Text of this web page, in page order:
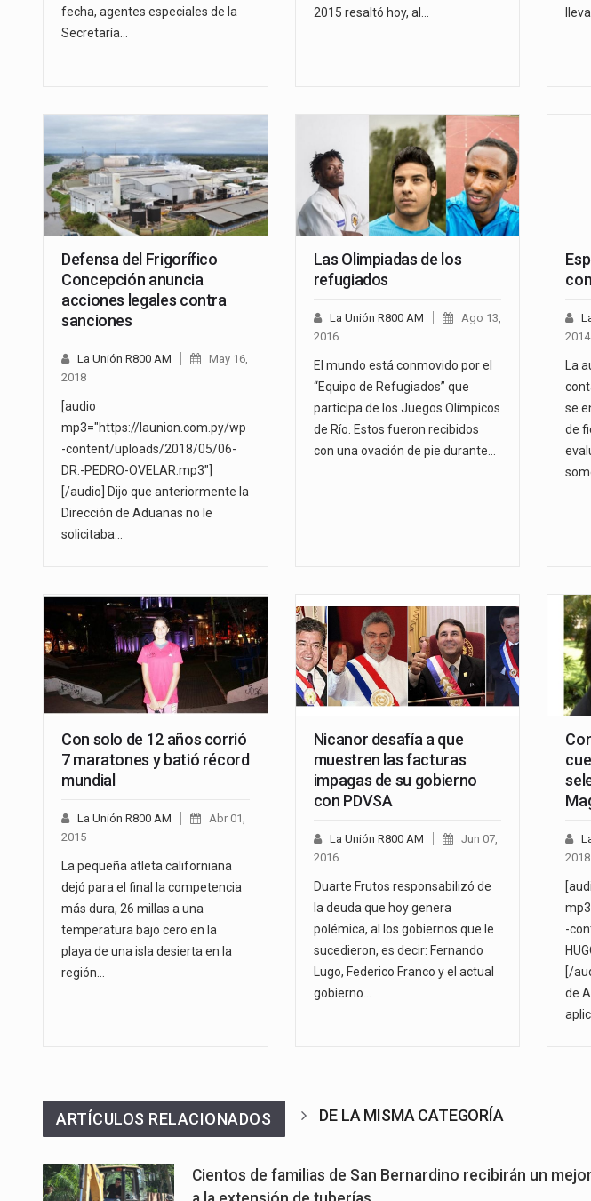
fecha, agentes especiales de la
Secretaría…
2015 resaltó hoy, al…
Defensa del Frigorífico
Concepción anuncia
acciones legales contra
sanciones
La Unión R800 AM
May 16,
2018
[audio
mp3="https://launion.com.py/wp
-content/uploads/2018/05/06-
DR.-PEDRO-OVELAR.mp3"]
[/audio] Dijo que anteriormente la
Dirección de Aduanas no le
solicitaba…
Las Olimpiadas de los
refugiados
La Unión R800 AM
Ago 13,
2016
El mundo está conmovido por el
“Equipo de Refugiados” que
participa de los Juegos Olímpicos
de Río. Estos fueron recibidos
con una ovación de pie durante…
2014
La
se
de
Con solo de 12 años corrió
7 maratones y batió récord
mundial
La Unión R800 AM
Abr 01,
2015
La pequeña atleta californiana
dejó para el final la competencia
más dura, 26 millas a una
temperatura bajo cero en la
playa de una isla desierta en la
región…
Nicanor desafía a que
muestren las facturas
impagas de su gobierno
con PDVSA
La Unión R800 AM
Jun 07,
2016
Duarte Frutos responsabilizó de
la deuda que hoy genera
polémica, al los gobiernos que le
sucedieron, es decir: Fernando
Lugo, Federico Franco y el actual
gobierno…
2018
-
[/
de
ARTÍCULOS RELACIONADOS DE LA MISMA CATEGORÍA
Cientos de familias de San Bernardino recibirán un